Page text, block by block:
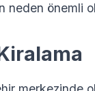
neden önemli